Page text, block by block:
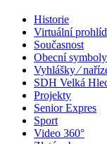
Historie
Virtuální
Současnost
Obecní symboly
Vyhlášky ⁄
SDH Velká
Projekty
Senior Expres
Sport
Video 360°